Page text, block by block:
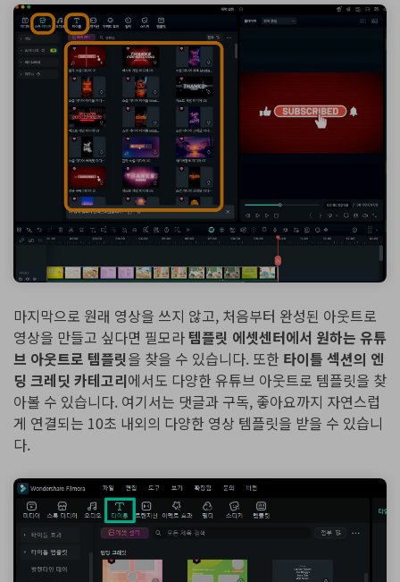
마지막으로 원래 영상을 쓰지 않고, 처음부터 완성된 아웃트로
영상을 만들고 싶다면 필모라템플릿 에셋센터에서 원하는 유튜
브 아웃트로 템플릿을 찾을 수 있습니다. 또한 타이틀 섹션의 엔
딩 크레딧 카테고리에서도 다양한 유튜브 아웃트로 템플릿을 찾
아볼 수 있습니다. 여기서는 댓글과 구독, 좋아요까지 자연스럽
게 연결되는 10초 내외의 다양한 영상 템플릿을 받을 수 있습니
다.